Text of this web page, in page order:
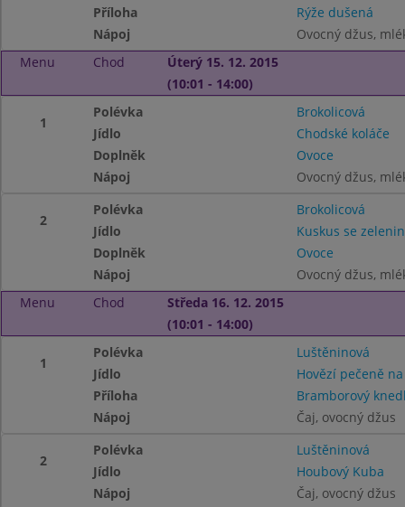
Příloha
Rýže dušená
Nápoj
Ovocný džus,
Menu
Chod
Úterý 15. 12. 2015
(10:01 - 14:00)
1
Polévka
Brokolicová
Jídlo
Chodské koláče
Doplněk
Ovoce
Nápoj
Ovocný džus,
2
Polévka
Brokolicová
Jídlo
Kuskus se
Doplněk
Ovoce
Nápoj
Ovocný džus,
Menu
Chod
Středa 16. 12. 2015
(10:01 - 14:00)
1
Polévka
Luštěninová
Jídlo
Hovězí pečeně
Příloha
Bramborový
Nápoj
Čaj, ovocný džus
2
Polévka
Luštěninová
Jídlo
Houbový Kuba
Nápoj
Čaj, ovocný džus